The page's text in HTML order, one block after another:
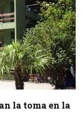
la toma en la